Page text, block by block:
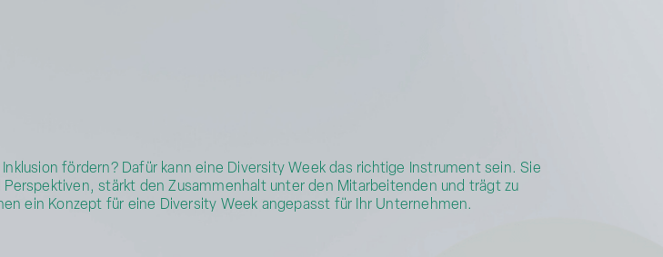
fördern? Dafür kann eine Diversity Week das richtige Instrument sein. Sie
stärkt den Zusammenhalt unter den Mitarbeitenden und trägt zu
ein Konzept für eine Diversity Week angepasst für Ihr Unternehmen.